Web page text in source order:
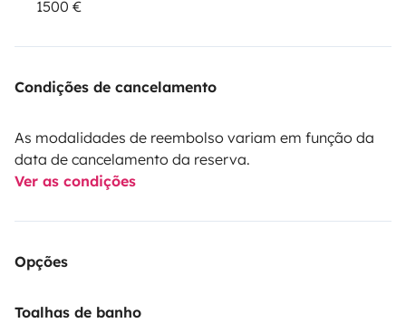
1500 €
Condições de cancelamento
As modalidades de reembolso variam em função da
data de cancelamento da reserva.
Ver as condições
Opções
Toalhas de banho